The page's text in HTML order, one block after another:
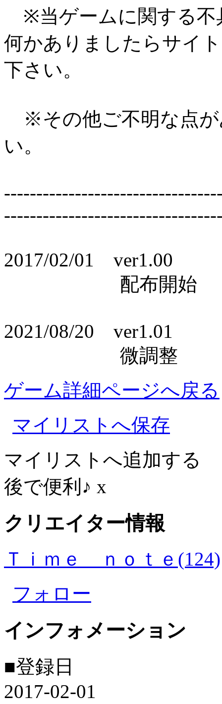
※当ゲームに関する不
何かありましたらサイ
下さい。
※その他ご不明な点が
い。
2017/02/01 ver1.00
配布開始
2021/08/20 ver1.01
微調整
ゲーム詳細ページへ戻る
マイリストへ保存
マイリストへ追加する
後で便利♪ x
クリエイター情報
Ｔｉｍｅ ｎｏｔｅ(124)
フォロー
インフォメーション
■登録日
2017-02-01